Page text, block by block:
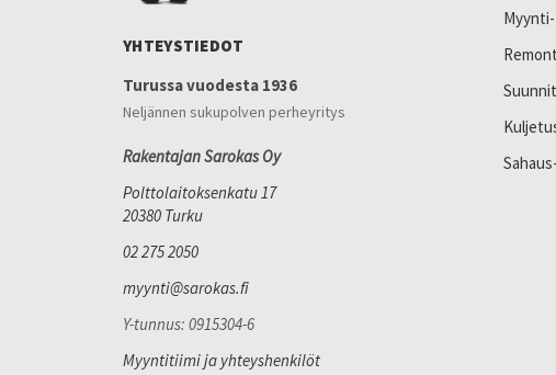
YHTEYSTIEDOT
Turussa vuodesta 1936
Neljännen sukupolven perheyritys
Rakentajan Sarokas Oy
Polttolaitoksenkatu 17
20380 Turku
02 275 2050
myynti@sarokas.fi
Y-tunnus: 0915304-6
Myyntitiimi ja yhteyshenkilöt